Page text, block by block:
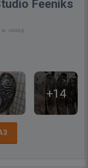
Feeniks
м. назад
+14